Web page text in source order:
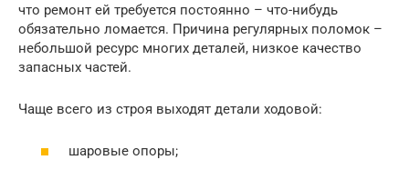
что ремонт ей требуется постоянно – что-нибудь
обязательно ломается. Причина регулярных поломок –
небольшой ресурс многих деталей, низкое качество
запасных частей.
Чаще всего из строя выходят детали ходовой:
шаровые опоры;